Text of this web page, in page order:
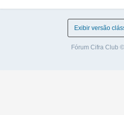
Exibir versão
Fórum Cifra Club